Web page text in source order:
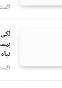
اگست 4,
تباہ
اگست 4,